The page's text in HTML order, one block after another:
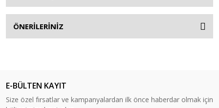
ÖNERİLERİNİZ
E-BÜLTEN KAYIT
Size özel fırsatlar ve kampanyalardan ilk önce haberdar olmak için